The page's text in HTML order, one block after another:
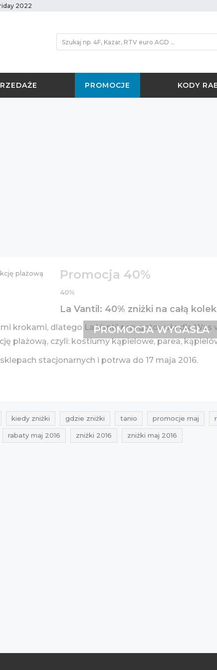
2022
PROMOCJE KODY
Promocja 40%
40%
La Vantil: 40% zniżki na całą
krokami, dlatego La Vantil przygotowało dla
plażową, czyli: kostiumy kąpielowe, parea,
stacjonarnych i potrwa do 17 maja 2016.
PROMOCJA WYGASŁA
kiedy zniżki gdzie zniżki tanio promocje maj
rabaty maj 2016 zniżki 2016 zniżki maj 2016